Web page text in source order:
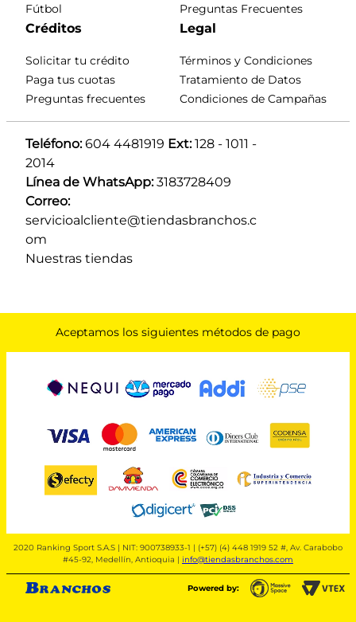
Fútbol
Preguntas Frecuentes
Créditos
Solicitar tu crédito
Paga tus cuotas
Preguntas frecuentes
Legal
Términos y Condiciones
Tratamiento de Datos
Condiciones de Campañas
Teléfono: 604 4481919 Ext: 128 - 1011 -
2014
Línea de WhatsApp: 3183728409
Correo:
servicioalcliente@tiendasbranchos.c
om
Nuestras tiendas
Aceptamos los siguientes métodos de pago
2020 Ranking Sport S.A.S | NIT: 900738933-1 | (+57) (4) 448 1919 52 #, Av. Carabobo
#45-92, Medellín, Antioquia | info@tiendasbranchos.com
Powered by: